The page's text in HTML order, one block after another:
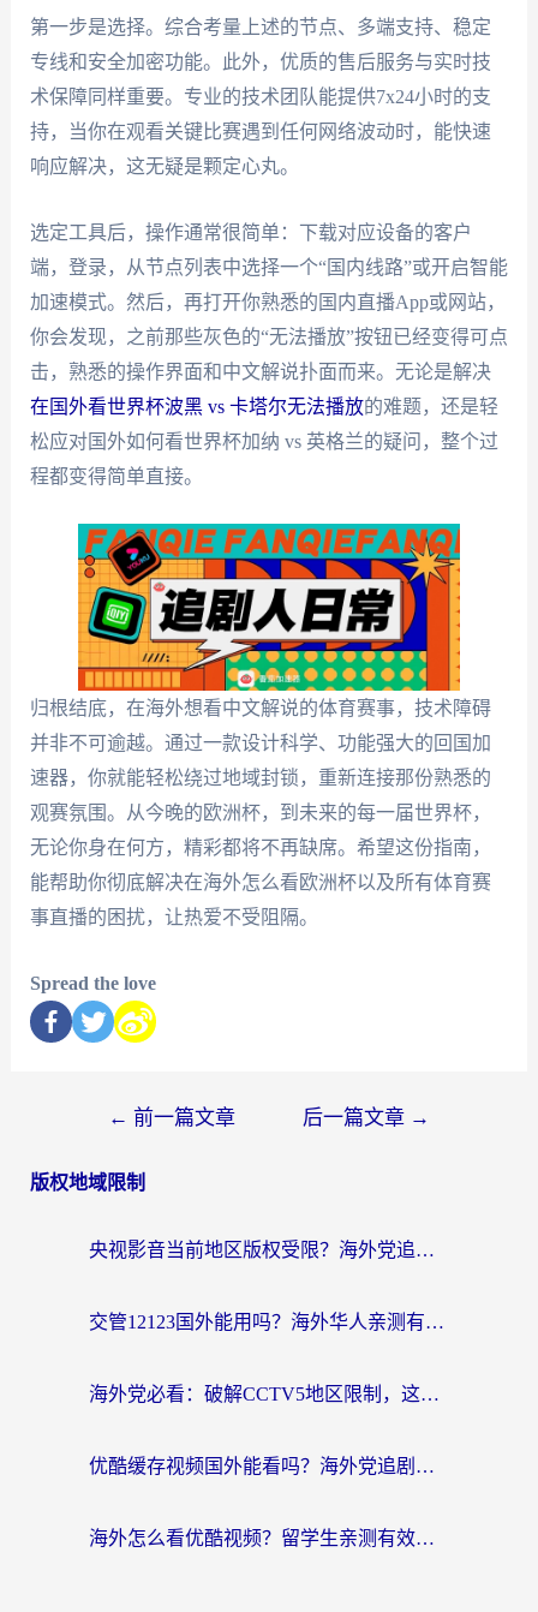
第一步是选择。综合考量上述的节点、多端支持、稳定
专线和安全加密功能。此外，优质的售后服务与实时技
术保障同样重要。专业的技术团队能提供7x24小时的支
持，当你在观看关键比赛遇到任何网络波动时，能快速
响应解决，这无疑是颗定心丸。
选定工具后，操作通常很简单：下载对应设备的客户
端，登录，从节点列表中选择一个“国内线路”或开启智能
加速模式。然后，再打开你熟悉的国内直播App或网站，
你会发现，之前那些灰色的“无法播放”按钮已经变得可点
击，熟悉的操作界面和中文解说扑面而来。无论是解决
在国外看世界杯波黑 vs 卡塔尔无法播放的难题，还是轻
松应对国外如何看世界杯加纳 vs 英格兰的疑问，整个过
程都变得简单直接。
归根结底，在海外想看中文解说的体育赛事，技术障碍
并非不可逾越。通过一款设计科学、功能强大的回国加
速器，你就能轻松绕过地域封锁，重新连接那份熟悉的
观赛氛围。从今晚的欧洲杯，到未来的每一届世界杯，
无论你身在何方，精彩都将不再缺席。希望这份指南，
能帮助你彻底解决在海外怎么看欧洲杯以及所有体育赛
事直播的困扰，让热爱不受阻隔。
Spread the love
← 前一篇文章 后一篇文章 →
版权地域限制
央视影音当前地区版权受限？海外党追剧看片的终极解决方案来了
交管12123国外能用吗？海外华人亲测有效的回国加速器选择指南
海外党必看：破解CCTV5地区限制，这样看欧洲杯奥运直播才够爽！
优酷缓存视频国外能看吗？海外党追剧看片的终极解决方案来了
海外怎么看优酷视频？留学生亲测有效的回国加速器选择指南